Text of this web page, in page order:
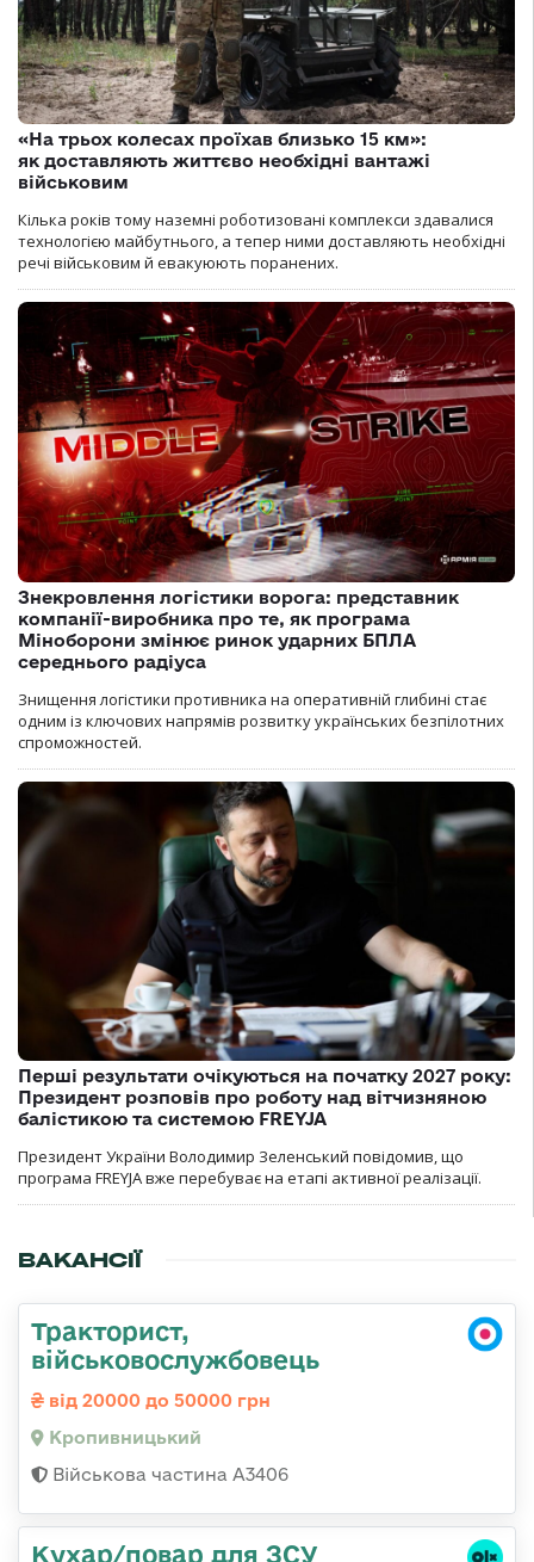
«На трьох колесах проїхав близько 15 км»:
як доставляють життєво необхідні вантажі
військовим
Кілька років тому наземні роботизовані комплекси здавалися
технологією майбутнього, а тепер ними доставляють необхідні
речі військовим й евакуюють поранених.
Знекровлення логістики ворога: представник
компанії-виробника про те, як програма
Міноборони змінює ринок ударних БПЛА
середнього радіуса
Знищення логістики противника на оперативній глибині стає
одним із ключових напрямів розвитку українських безпілотних
спроможностей.
Перші результати очікуються на початку 2027 року:
Президент розповів про роботу над вітчизняною
балістикою та системою FREYJA
Президент України Володимир Зеленський повідомив, що
програма FREYJA вже перебуває на етапі активної реалізації.
ВАКАНСІЇ
Тракторист,
військовослужбовець
від 20000 до 50000 грн
Кропивницький
Військова частина А3406
Кухар/повар для ЗСУ